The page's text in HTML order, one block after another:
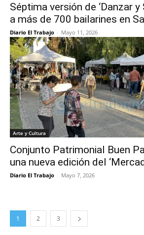
Séptima versión de ‘Danzar y
a más de 700 bailarines en
Diario El Trabajo - Mayo 11, 2026
Arte y Cultura
Conjunto Patrimonial Buen
una nueva edición del
Diario El Trabajo - Mayo 7, 2026
1 2 3